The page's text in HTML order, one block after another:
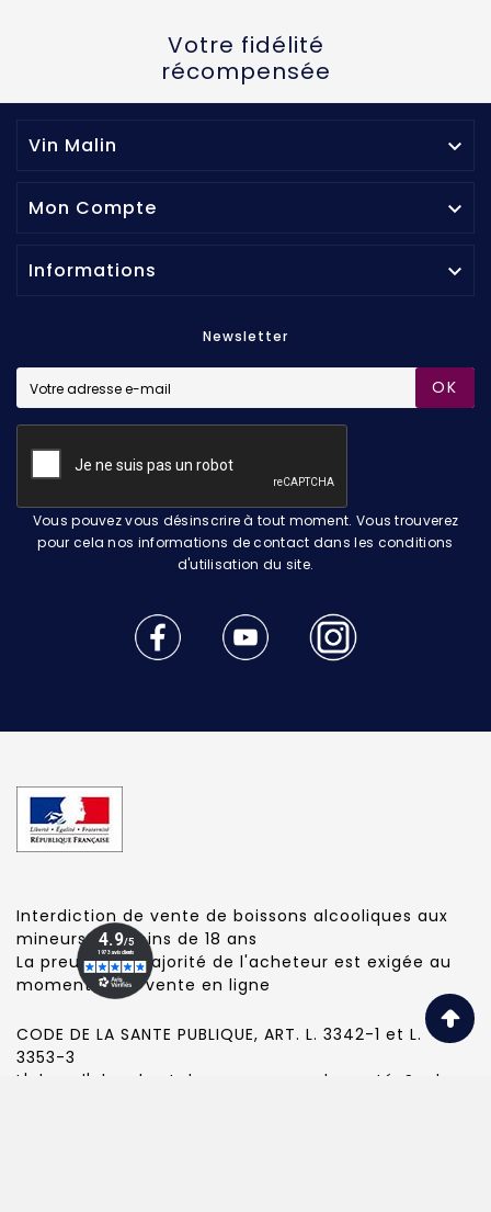
Votre fidélité
récompensée
Vin Malin 
Mon Compte 
Informations 
Newsletter
OK
Vous pouvez vous désinscrire à tout moment. Vous trouverez
pour cela nos informations de contact dans les conditions
d'utilisation du site.
Interdiction de vente de boissons alcooliques aux
mineurs de moins de 18 ans
La preuve de majorité de l'acheteur est exigée au
moment de la vente en ligne
CODE DE LA SANTE PUBLIQUE, ART. L. 3342-1 et L.
3353-3
L'abus d'alcool est dangereux pour la santé. Sachez